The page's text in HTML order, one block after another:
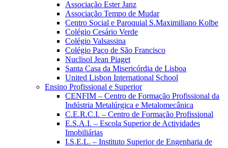
Associação Ester Janz
Associação Tempo de Mudar
Centro Social e Paroquial S.Maximiliano Kolbe
Colégio Cesário Verde
Colégio Valsassina
Colégio Paço de São Francisco
Nuclisol Jean Piaget
Santa Casa da Misericórdia de Lisboa
United Lisbon International School
Ensino Profissional e Superior
CENFIM – Centro de Formação Profissional da
Indústria Metalúrgica e Metalomecânica
C.E.R.C.I. – Centro de Formação Profissional
E.S.A.I. – Escola Superior de Actividades
Imobiliárias
I.S.E.L. – Instituto Superior de Engenharia de